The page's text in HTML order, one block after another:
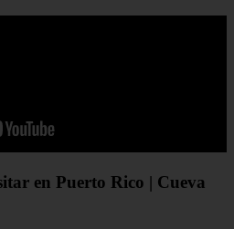
en Puerto Rico | Cueva